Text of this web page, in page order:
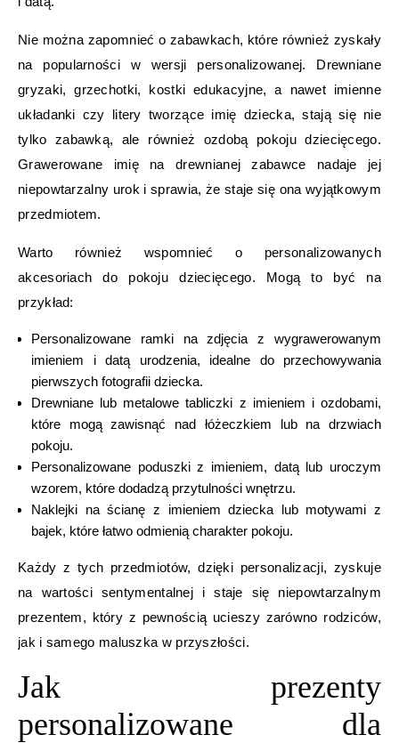
Nie można zapomnieć o zabawkach, które również zyskały
na popularności w wersji personalizowanej. Drewniane
gryzaki, grzechotki, kostki edukacyjne, a nawet imienne
układanki czy litery tworzące imię dziecka, stają się nie
tylko zabawką, ale również ozdobą pokoju dziecięcego.
Grawerowane imię na drewnianej zabawce nadaje jej
niepowtarzalny urok i sprawia, że staje się ona wyjątkowym
przedmiotem.
Warto również wspomnieć o personalizowanych
akcesoriach do pokoju dziecięcego. Mogą to być na
przykład:
Personalizowane ramki na zdjęcia z wygrawerowanym
imieniem i datą urodzenia, idealne do przechowywania
pierwszych fotografii dziecka.
Drewniane lub metalowe tabliczki z imieniem i ozdobami,
które mogą zawisnąć nad łóżeczkiem lub na drzwiach
pokoju.
Personalizowane poduszki z imieniem, datą lub uroczym
wzorem, które dodadzą przytulności wnętrzu.
Naklejki na ścianę z imieniem dziecka lub motywami z
bajek, które łatwo odmienią charakter pokoju.
Każdy z tych przedmiotów, dzięki personalizacji, zyskuje
na wartości sentymentalnej i staje się niepowtarzalnym
prezentem, który z pewnością ucieszy zarówno rodziców,
jak i samego maluszka w przyszłości.
Jak prezenty
personalizowane dla